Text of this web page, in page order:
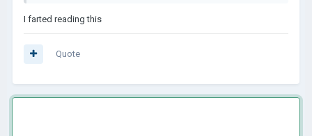
I farted reading this
Quote